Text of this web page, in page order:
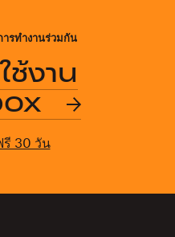
รทำงานร่วมกัน
ช้งาน
30 วัน